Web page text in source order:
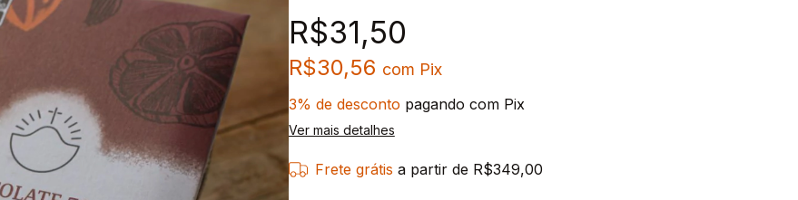
R$31,50
R$30,56 com Pix
3% de desconto pagando com Pix
Ver mais detalhes
Frete grátis a partir de R$349,00